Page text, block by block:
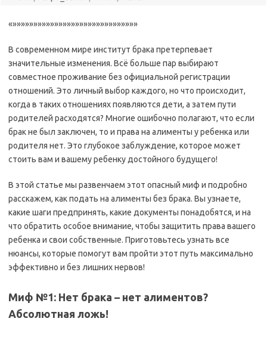
«»»»»»»»»»»»»»»»»»»»»»»»»»»»»»»
В современном мире институт брака претерпевает
значительные изменения. Всё больше пар выбирают
совместное проживание без официальной регистрации
отношений. Это личный выбор каждого, но что происходит,
когда в таких отношениях появляются дети, а затем пути
родителей расходятся? Многие ошибочно полагают, что если
брак не был заключен, то и права на алименты у ребенка или
родителя нет. Это глубокое заблуждение, которое может
стоить вам и вашему ребенку достойного будущего!
В этой статье мы развенчаем этот опасный миф и подробно
расскажем, как подать на алименты без брака. Вы узнаете,
какие шаги предпринять, какие документы понадобятся, и на
что обратить особое внимание, чтобы защитить права вашего
ребенка и свои собственные. Приготовьтесь узнать все
нюансы, которые помогут вам пройти этот путь максимально
эффективно и без лишних нервов!
Миф №1: Нет брака – нет алиментов?
Абсолютная ложь!